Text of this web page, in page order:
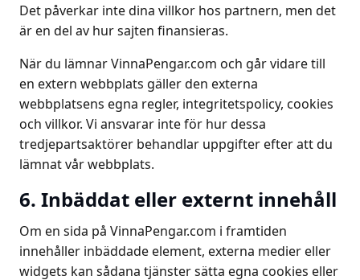
Det påverkar inte dina villkor hos partnern, men det
är en del av hur sajten finansieras.
När du lämnar VinnaPengar.com och går vidare till
en extern webbplats gäller den externa
webbplatsens egna regler, integritetspolicy, cookies
och villkor. Vi ansvarar inte för hur dessa
tredjepartsaktörer behandlar uppgifter efter att du
lämnat vår webbplats.
6. Inbäddat eller externt innehåll
Om en sida på VinnaPengar.com i framtiden
innehåller inbäddade element, externa medier eller
widgets kan sådana tjänster sätta egna cookies eller